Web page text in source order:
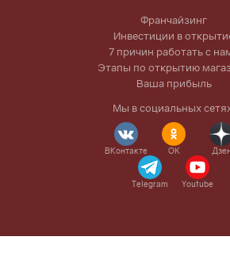
Франчайзинг
Инвестиции в
7 причин работать с
Этапы по открытию
Ваша прибыль
Мы в социальных
ВКонтакте OK
Telegram Youtube